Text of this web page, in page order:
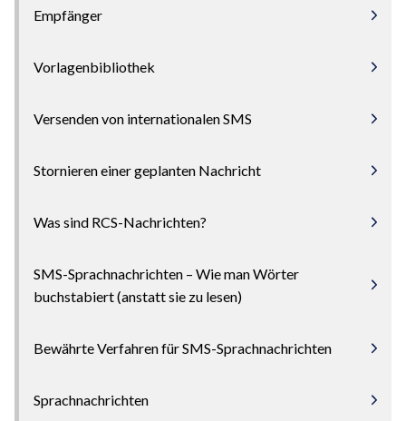
Empfänger
Vorlagenbibliothek
Versenden von internationalen SMS
Stornieren einer geplanten Nachricht
Was sind RCS-Nachrichten?
SMS-Sprachnachrichten – Wie man Wörter
buchstabiert (anstatt sie zu lesen)
Bewährte Verfahren für SMS-Sprachnachrichten
Sprachnachrichten